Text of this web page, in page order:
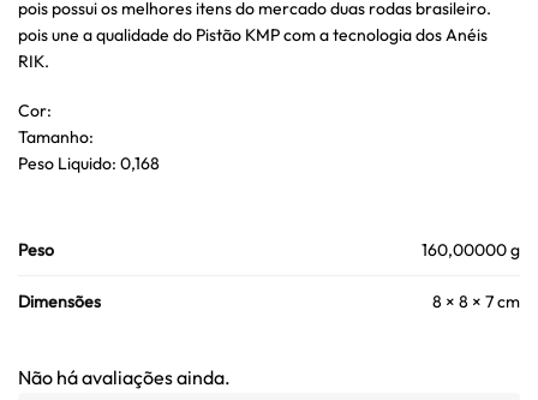
pois possui os melhores itens do mercado duas rodas brasileiro.
pois une a qualidade do Pistão KMP com a tecnologia dos Anéis
RIK.
Cor:
Tamanho:
Peso Liquido: 0,168
Peso 160,00000 g
Dimensões 8 × 8 × 7 cm
Não há avaliações ainda.